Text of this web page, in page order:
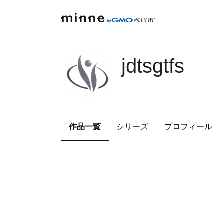
jdtsgtfs
作品一覧 シリーズ プロフィール